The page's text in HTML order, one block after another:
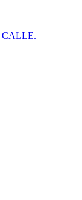
CALLE.